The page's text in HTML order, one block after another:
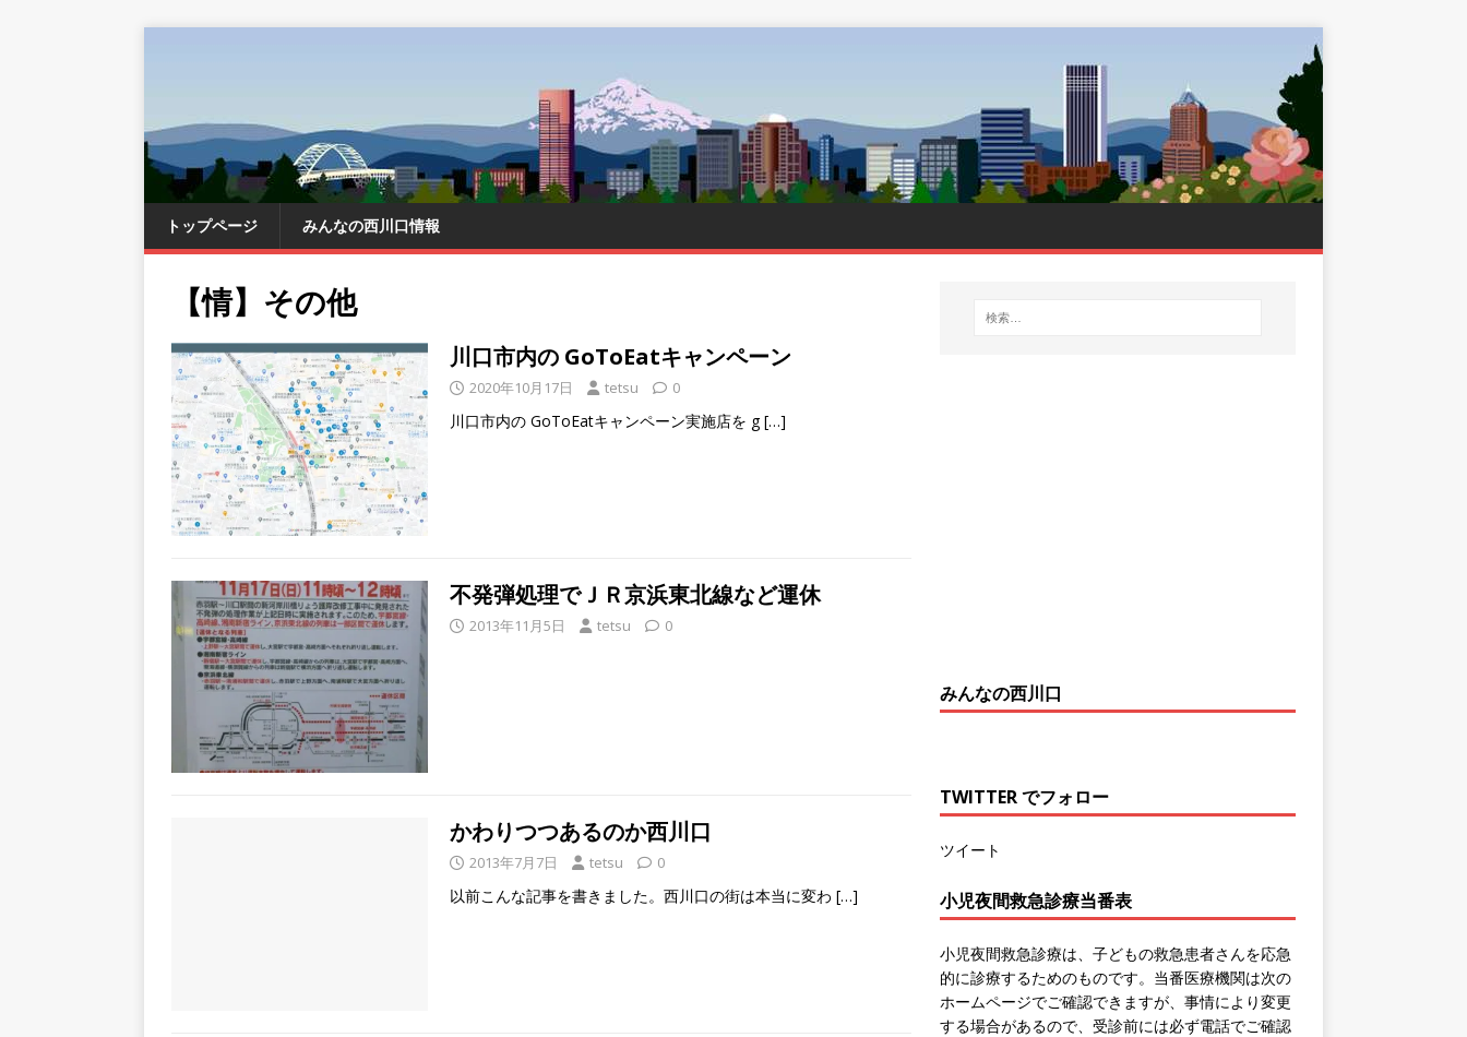
トップページ みんなの西川口情報
【情】その他
川口市内の GoToEatキャンペーン
2020年10月17日 tetsu 0
川口市内の GoToEatキャンペーン実施店を g[…]
不発弾処理でＪＲ京浜東北線など運休
2013年11月5日 tetsu 0
かわりつつあるのか西川口
2013年7月7日 tetsu 0
以前こんな記事を書きました。西川口の街は本当に変わ […]
みんなの西川口
TWITTER でフォロー
ツイート
小児夜間救急診療当番表
小児夜間救急診療は、子どもの救急患者さんを応急
的に診療するためのものです。当番医療機関は次の
ホームページでご確認できますが、事情により変更
する場合があるので、受診前には必ず電話でご確認